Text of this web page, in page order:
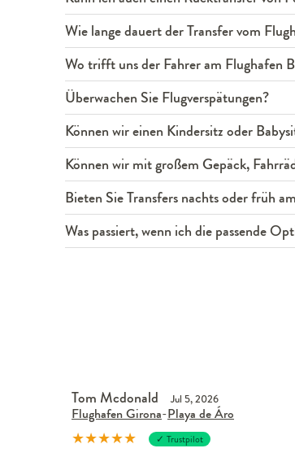
Wie lange dauert der Transfer vom
Wo trifft uns der Fahrer am Flughafen
Überwachen Sie Flugverspätungen?
Können wir einen Kindersitz oder
Können wir mit großem Gepäck,
Bieten Sie Transfers nachts oder früh
Was passiert, wenn ich die passende
Tom Mcdonald Jul 5, 2026
Flughafen Girona-Playa de Áro
★★★★★ ✓ Trustpilot